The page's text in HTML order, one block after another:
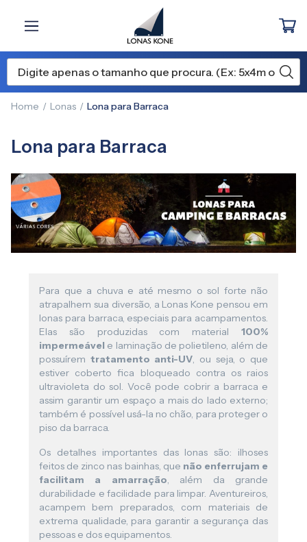
Home Lonas Lona para Barraca
Lona para Barraca
Para que a chuva e até mesmo o sol forte não
atrapalhem sua diversão, a Lonas Kone pensou em
lonas para barraca, especiais para acampamentos.
Elas são produzidas com material 100%
impermeável e laminação de polietileno, além de
possuírem tratamento anti-UV, ou seja, o que
estiver coberto fica bloqueado contra os raios
ultravioleta do sol. Você pode cobrir a barraca e
assim garantir um espaço a mais do lado externo;
também é possível usá-la no chão, para proteger o
piso da barraca.
Os detalhes importantes das lonas são: ilhoses
feitos de zinco nas bainhas, que não enferrujam e
facilitam a amarração, além da grande
durabilidade e facilidade para limpar. Aventureiros,
acampem bem preparados, com materiais de
extrema qualidade, para garantir a segurança das
pessoas e dos equipamentos.